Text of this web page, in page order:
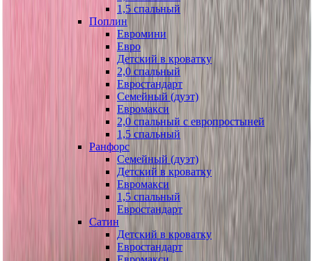
1,5 спальный
Поплин
Евромини
Евро
Детский в кроватку
2,0 спальный
Евростандарт
Семейный (дуэт)
Евромакси
2,0 спальный с европростыней
1,5 спальный
Ранфорс
Семейный (дуэт)
Детский в кроватку
Евромакси
1,5 спальный
Евростандарт
Сатин
Детский в кроватку
Евростандарт